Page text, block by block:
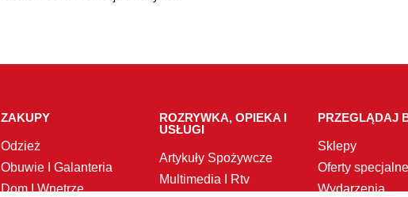
ZAKUPY
Odzież
Obuwie I Galanteria
Dom I Wnętrze
ROZRYWKA, OPIEKA I
USŁUGI
Artykuły Spożywcze
Multimedia I Rtv
PRZEGLĄDAJ
Sklepy
Oferty specjalne
Wydarzenia